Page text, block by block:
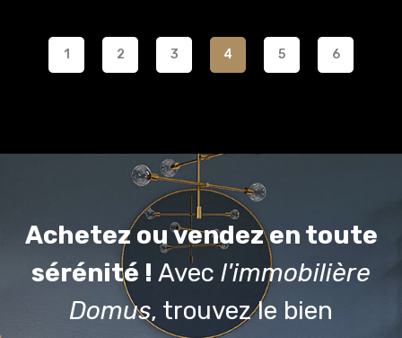
1 2 3 4 5 6
Achetez ou vendez en toute
sérénité ! Avec l'immobilière
Domus, trouvez le bien